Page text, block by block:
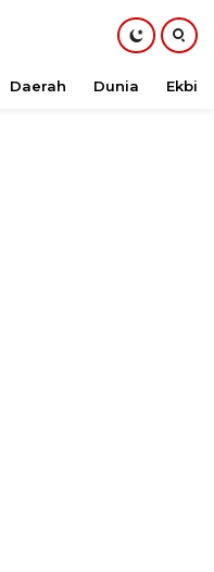
Daerah Dunia Ekbis